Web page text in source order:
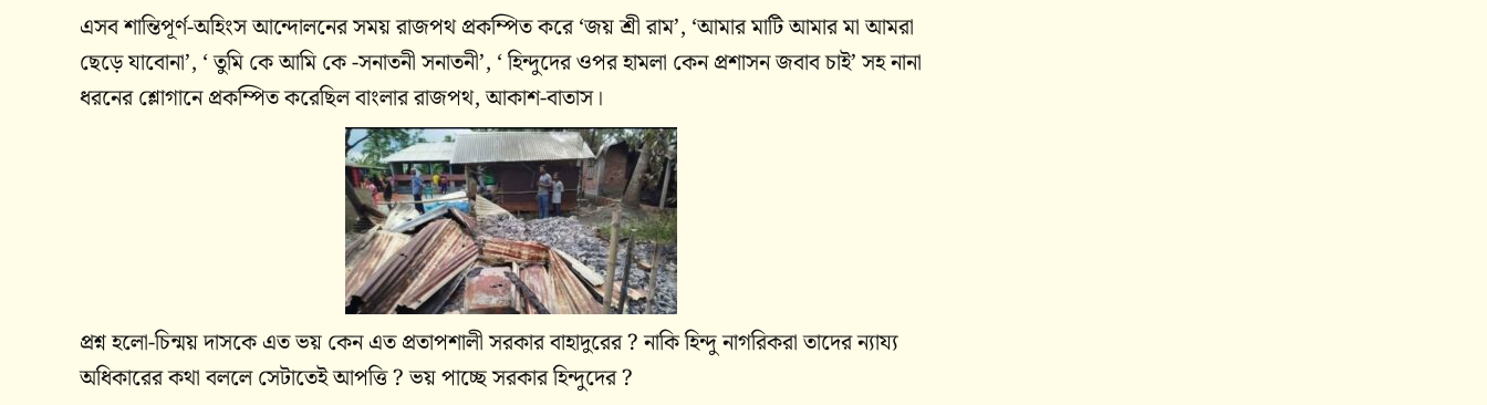
এসব শান্তিপূর্ণ-অহিংস আন্দোলনের সময় রাজপথ প্রকম্পিত করে ‘জয় শ্রী রাম’, ‘আমার মাটি আমার মা আমরা
ছেড়ে যাবোনা’, ‘ তুমি কে আমি কে -সনাতনী সনাতনী’, ‘ হিন্দুদের ওপর হামলা কেন প্রশাসন জবাব চাই’ সহ নানা
ধরনের শ্লোগানে প্রকম্পিত করেছিল বাংলার রাজপথ, আকাশ-বাতাস।
প্রশ্ন হলো-চিন্ময় দাসকে এত ভয় কেন এত প্রতাপশালী সরকার বাহাদুরের ? নাকি হিন্দু নাগরিকরা তাদের ন্যায্য
অধিকারের কথা বললে সেটাতেই আপত্তি ? ভয় পাচ্ছে সরকার হিন্দুদের ?